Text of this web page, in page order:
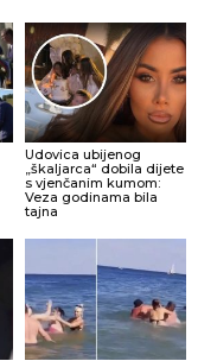
Udovica ubijenog
„škaljarca“ dobila dijete
s vjenčanim kumom:
Veza godinama bila
tajna